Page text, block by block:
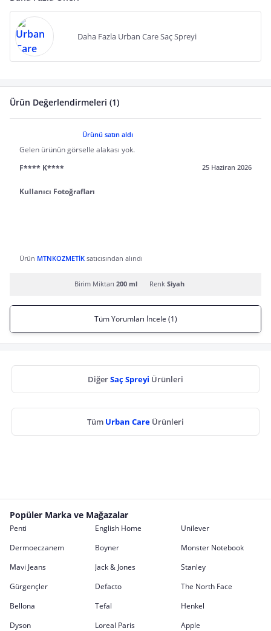
Daha Fazla Urban Care Saç Spreyi
Ürün Değerlendirmeleri (1)
Ürünü satın aldı
Gelen ürünün görselle alakası yok.
F**** K****
25 Haziran 2026
Kullanıcı Fotoğrafları
Ürün MTNKOZMETİK satıcısından alındı
Birim Miktarı 200 ml Renk Siyah
Tüm Yorumları İncele (1)
DiğerSaç Spreyi Ürünleri
Tüm Urban Care Ürünleri
Popüler Marka ve Mağazalar
Penti English Home
Unilever
Dermoeczanem
Boyner
Monster Notebook
Mavi Jeans
Jack & Jones
Stanley
Gürgençler
Defacto
The North Face
Bellona
Tefal
Henkel
Dyson
Loreal Paris Apple